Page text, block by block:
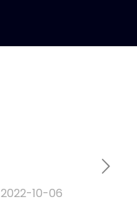
2022-10-06